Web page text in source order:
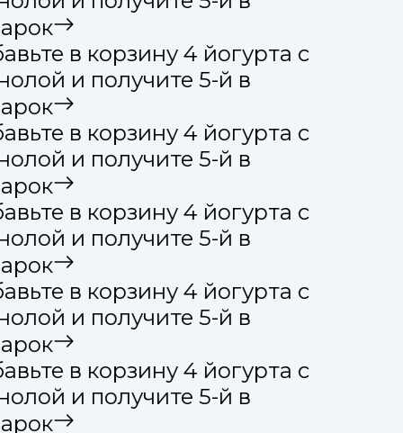
в корзину 4 йогурта с
и получите 5-й в
в корзину 4 йогурта с
и получите 5-й в
в корзину 4 йогурта с
и получите 5-й в
в корзину 4 йогурта с
и получите 5-й в
в корзину 4 йогурта с
и получите 5-й в